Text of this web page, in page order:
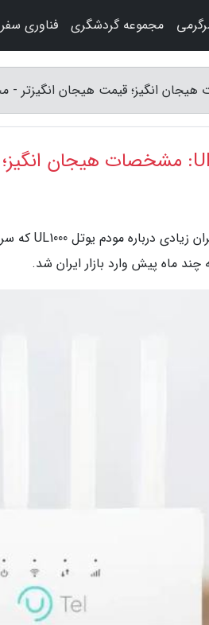
ماه پیش وارد بازار ایران شد.
مجموعه گردشگری فناوری سفر